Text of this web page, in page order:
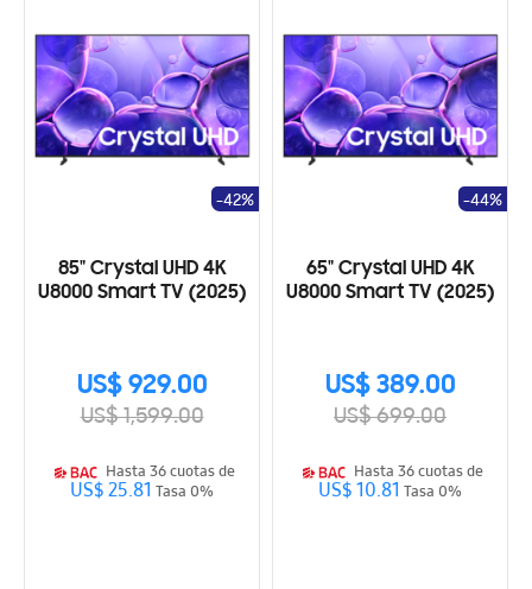
85" Crystal UHD 4K
U8000 Smart TV (2025)
US$ 929.00
US$ 1,599.00
-42%
Hasta 36 cuotas de
US$ 25.81 Tasa 0%
65" Crystal UHD 4K
U8000 Smart TV (2025)
US$ 389.00
US$ 699.00
-44%
Hasta 36 cuotas de
US$ 10.81 Tasa 0%